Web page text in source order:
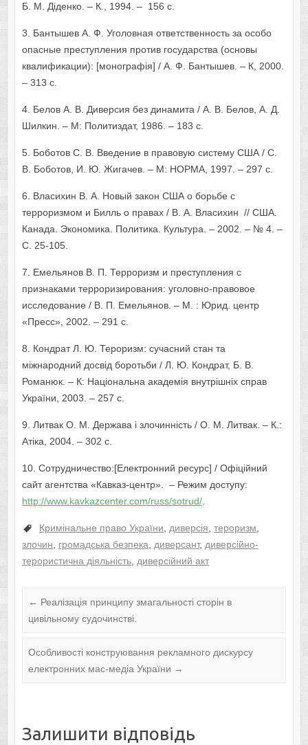
Б. М. Діденко. – К., 1994. – 156 с.
3. Бантышев А. Ф. Уголовная ответственность за особо
опасные преступления против государства (основы
квалификации): [монографія] / А. Ф. Бантышев. – К, 2000.
– 313 с.
4. Белов А. В. Диверсия без динамита / А. В. Белов, А. Д.
Шилкин. – М: Политиздат, 1986. – 183 с.
5. Боботов С. В. Введение в правовую систему США / С.
В. Боботов, И. Ю. Жигачев. – М: НОРМА, 1997. – 297 с.
6. Власихин В. А. Новый закон США о борьбе с
терроризмом и Билль о правах / В. А. Власихин // США.
Канада. Экономика. Политика. Культура. – 2002. – № 4. –
С. 25-105.
7. Емельянов В. П. Терроризм и преступления с
признаками терроризирования: уголовно-правовое
исследование / В. П. Емельянов. – М. : Юрид. центр
«Пресс», 2002. – 291 с.
8. Кондрат Л. Ю. Тероризм: сучасний стан та
міжнародний досвід боротьби / Л. Ю. Кондрат, Б. В.
Романюк. – К: Національна академія внутрішніх справ
України, 2003. – 257 с.
9. Литвак О. М. Держава і злочинність / О. М. Литвак. – К.:
Атіка, 2004. – 302 с.
10. Сотрудничество:[Електронний ресурс] / Офіційний
сайт агентства «Кавказ-центр». – Режим доступу:
http://www.kavkazcenter.com/russ/sotrud/.
Кримінальне право України, диверсія, тероризм,
злочин, громадська безпека, диверсант, диверсійно-
терористична діяльність, диверсійний акт
← Реалізація принципу змагальності сторін в
цивільному судочинстві.
Особливостi конструювання рекламного дискурсу
електронних мас-медiа України →
Залишити відповідь